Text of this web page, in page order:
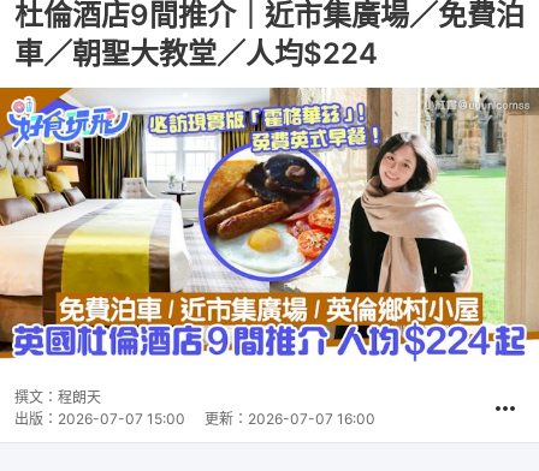
杜倫酒店9間推介｜近市集廣場／免費泊
車／朝聖大教堂／人均$224
撰文： 程朗天
出版： 2026-07-07 15:00 更新： 2026-07-07 16:00